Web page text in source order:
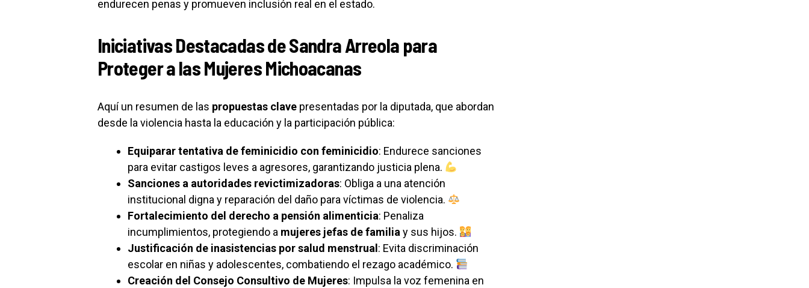
endurecen penas y promueven inclusión real en el estado.
Iniciativas Destacadas de Sandra Arreola para
Proteger a las Mujeres Michoacanas
Aquí un resumen de las propuestas clave presentadas por la diputada, que abordan
desde la violencia hasta la educación y la participación pública:
Equiparar tentativa de feminicidio con feminicidio: Endurece sanciones
para evitar castigos leves a agresores, garantizando justicia plena.
Sanciones a autoridades revictimizadoras: Obliga a una atención
institucional digna y reparación del daño para víctimas de violencia.
Fortalecimiento del derecho a pensión alimenticia: Penaliza
incumplimientos, protegiendo a mujeres jefas de familiay sus hijos.
Justificación de inasistencias por salud menstrual : Evita discriminación
escolar en niñas y adolescentes, combatiendo el rezago académico.
Creación del Consejo Consultivo de Mujeres: Impulsa la voz femenina en